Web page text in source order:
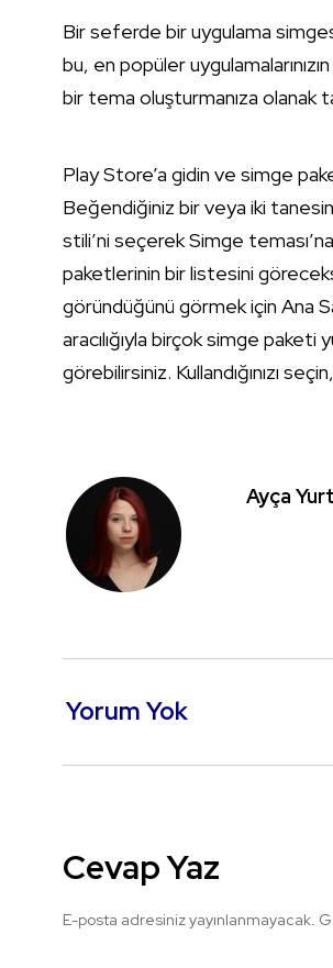
Bir seferde bir uygulama
bu, en popüler
bir tema oluşturmanıza olanak
Play Store’a gidin ve simge
Beğendiğiniz bir veya iki
stili’ni seçerek Simge
paketlerinin bir listesini
göründüğünü görmek için Ana
aracılığıyla birçok simge paketi
görebilirsiniz. Kullandığınızı
Ayça
Yorum Yok
Cevap Yaz
E-posta adresiniz yayınlanmayacak.